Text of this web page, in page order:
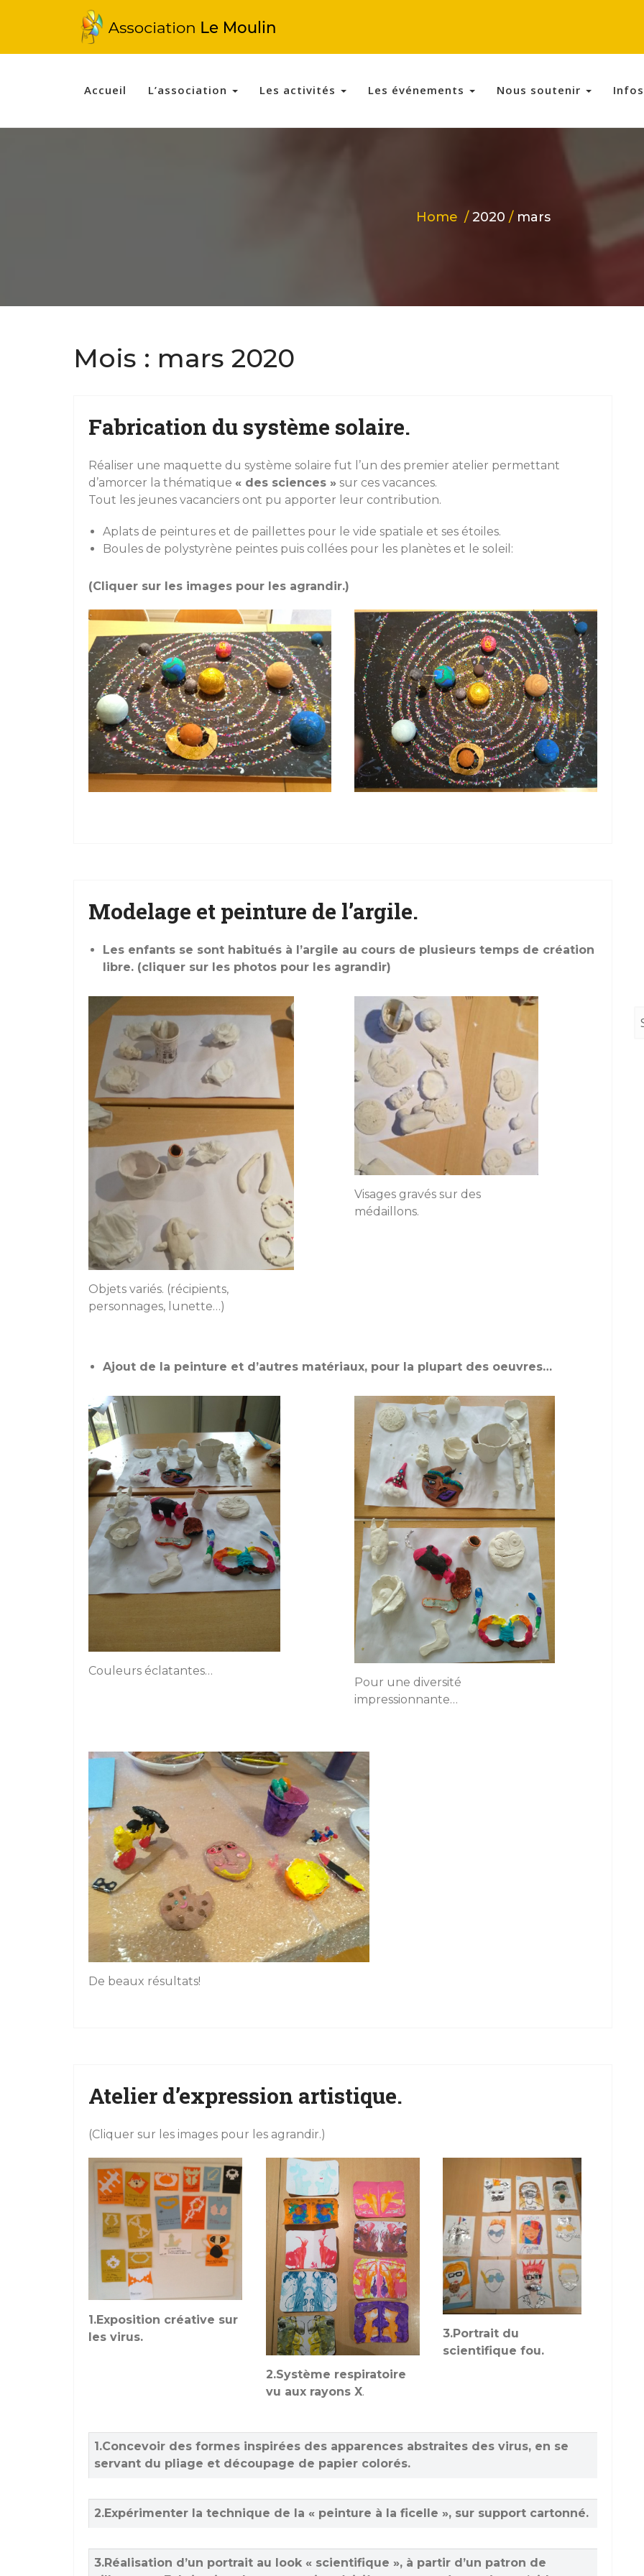
Accueil L’association Les activités Les événements Nous soutenir
Home 2020 mars
Mois : mars 2020
Fabrication du système solaire.
Réaliser une maquette du système solaire fut l’un des premier atelier permettant
d’amorcer la thématique « des sciences » sur ces vacances.
Tout les jeunes vacanciers ont pu apporter leur contribution.
Aplats de peintures et de paillettes pour le vide spatiale et ses étoiles.
Boules de polystyrène peintes puis collées pour les planètes et le soleil:
(Cliquer sur les images pour les agrandir.)
Modelage et peinture de l’argile.
Les enfants se sont habitués à l’argile au cours de plusieurs temps de création
libre. (cliquer sur les photos pour les agrandir)
Objets variés. (récipients,
personnages, lunette…)
Visages gravés sur des
médaillons.
Ajout de la peinture et d’autres matériaux, pour la plupart des oeuvres…
Couleurs éclatantes…
Pour une diversité
impressionnante…
De beaux résultats!
Atelier d’expression artistique.
(Cliquer sur les images pour les agrandir.)
1.Exposition créative sur
les virus.
2.Système respiratoire
vu aux rayons X.
3.Portrait du
scientifique fou.
1.Concevoir des formes inspirées des apparences abstraites des virus, en se
servant du pliage et découpage de papier colorés.
2.Expérimenter la technique de la « peinture à la ficelle », sur support cartonné.
3.Réalisation d’un portrait au look « scientifique », à partir d’un patron de